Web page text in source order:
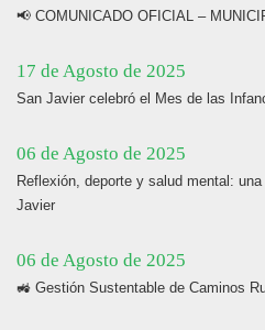
📢 COMUNICADO OFICIAL –
17 de Agosto de 2025
San Javier celebró el Mes de las
06 de Agosto de 2025
Reflexión, deporte y salud mental:
Javier
06 de Agosto de 2025
🚜 Gestión Sustentable de Caminos